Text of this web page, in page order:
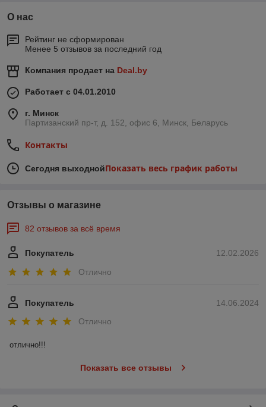
О нас
Рейтинг не сформирован
Менее 5 отзывов за последний год
Компания продает на Deal.by
Работает с 04.01.2010
г. Минск
Партизанский пр-т, д. 152, офис 6, Минск, Беларусь
Контакты
Сегодня выходнойПоказать весь график работы
Отзывы о магазине
82 отзывов за всё время
12.02.2026
Покупатель
Отлично
14.06.2024
Покупатель
Отлично
отлично!!!
Показать все отзывы